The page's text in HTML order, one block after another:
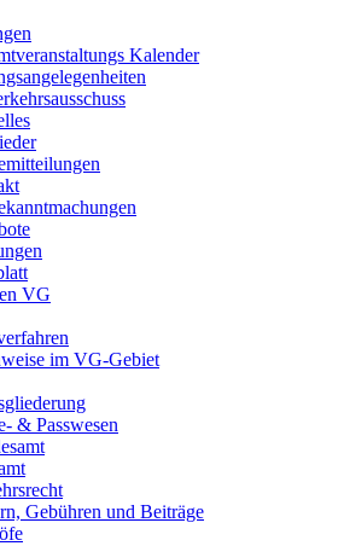
Kalender
VG
im VG-Gebiet
& Passwesen
Gebühren und Beiträge